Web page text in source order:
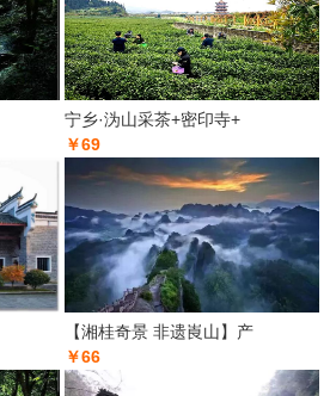
宁乡·沩山采茶+密印寺+
￥69
【湘桂奇景 非遗崀山】产
￥66